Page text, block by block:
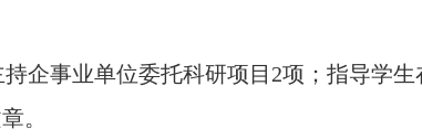
企事业单位委托科研项目2项；指导学生
。